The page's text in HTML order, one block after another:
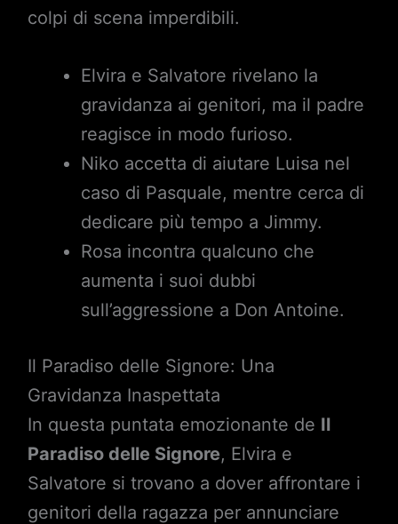
colpi di scena imperdibili.
Elvira e Salvatore rivelano la
gravidanza ai genitori, ma il padre
reagisce in modo furioso.
Niko accetta di aiutare Luisa nel
caso di Pasquale, mentre cerca di
dedicare più tempo a Jimmy.
Rosa incontra qualcuno che
aumenta i suoi dubbi
sull’aggressione a Don Antoine.
Il Paradiso delle Signore: Una
Gravidanza Inaspettata
In questa puntata emozionante de Il
Paradiso delle Signore, Elvira e
Salvatore si trovano a dover affrontare i
genitori della ragazza per annunciare